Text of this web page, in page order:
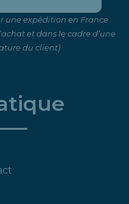
une expédition en France
et dans le cadre d’une
du client)